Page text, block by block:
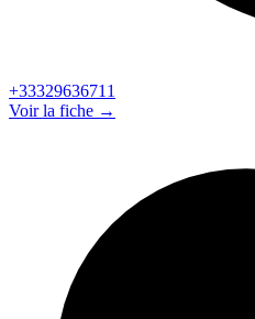
+33329636711
Voir la fiche →